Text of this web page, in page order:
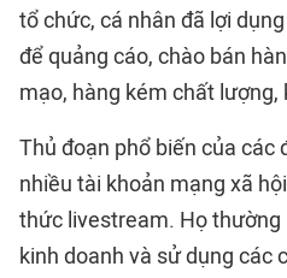
tổ chức, cá nhân đã lợi
để quảng cáo, chào bán
mạo, hàng kém chất lượng,
Thủ đoạn phổ biến của các
nhiều tài khoản mạng xã
thức livestream. Họ thường
kinh doanh và sử dụng các